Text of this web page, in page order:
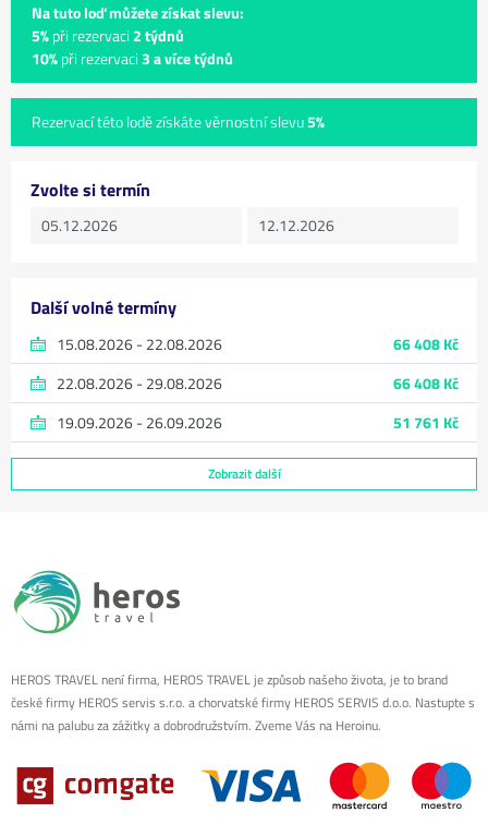
Na tuto loď můžete získat slevu:
5%při rezervaci 2 týdnů
10%při rezervaci3 a více týdnů
Rezervací této lodě získáte věrnostní slevu5%
Zvolte si termín
Další volné termíny
15.08.2026 - 22.08.2026
66 408 Kč
22.08.2026 - 29.08.2026
66 408 Kč
19.09.2026 - 26.09.2026
51 761 Kč
Zobrazit další
HEROS TRAVEL není firma, HEROS TRAVEL je způsob našeho života, je to brand
české firmy HEROS servis s.r.o. a chorvatské firmy HEROS SERVIS d.o.o. Nastupte s
námi na palubu za zážitky a dobrodružstvím. Zveme Vás na Heroinu.